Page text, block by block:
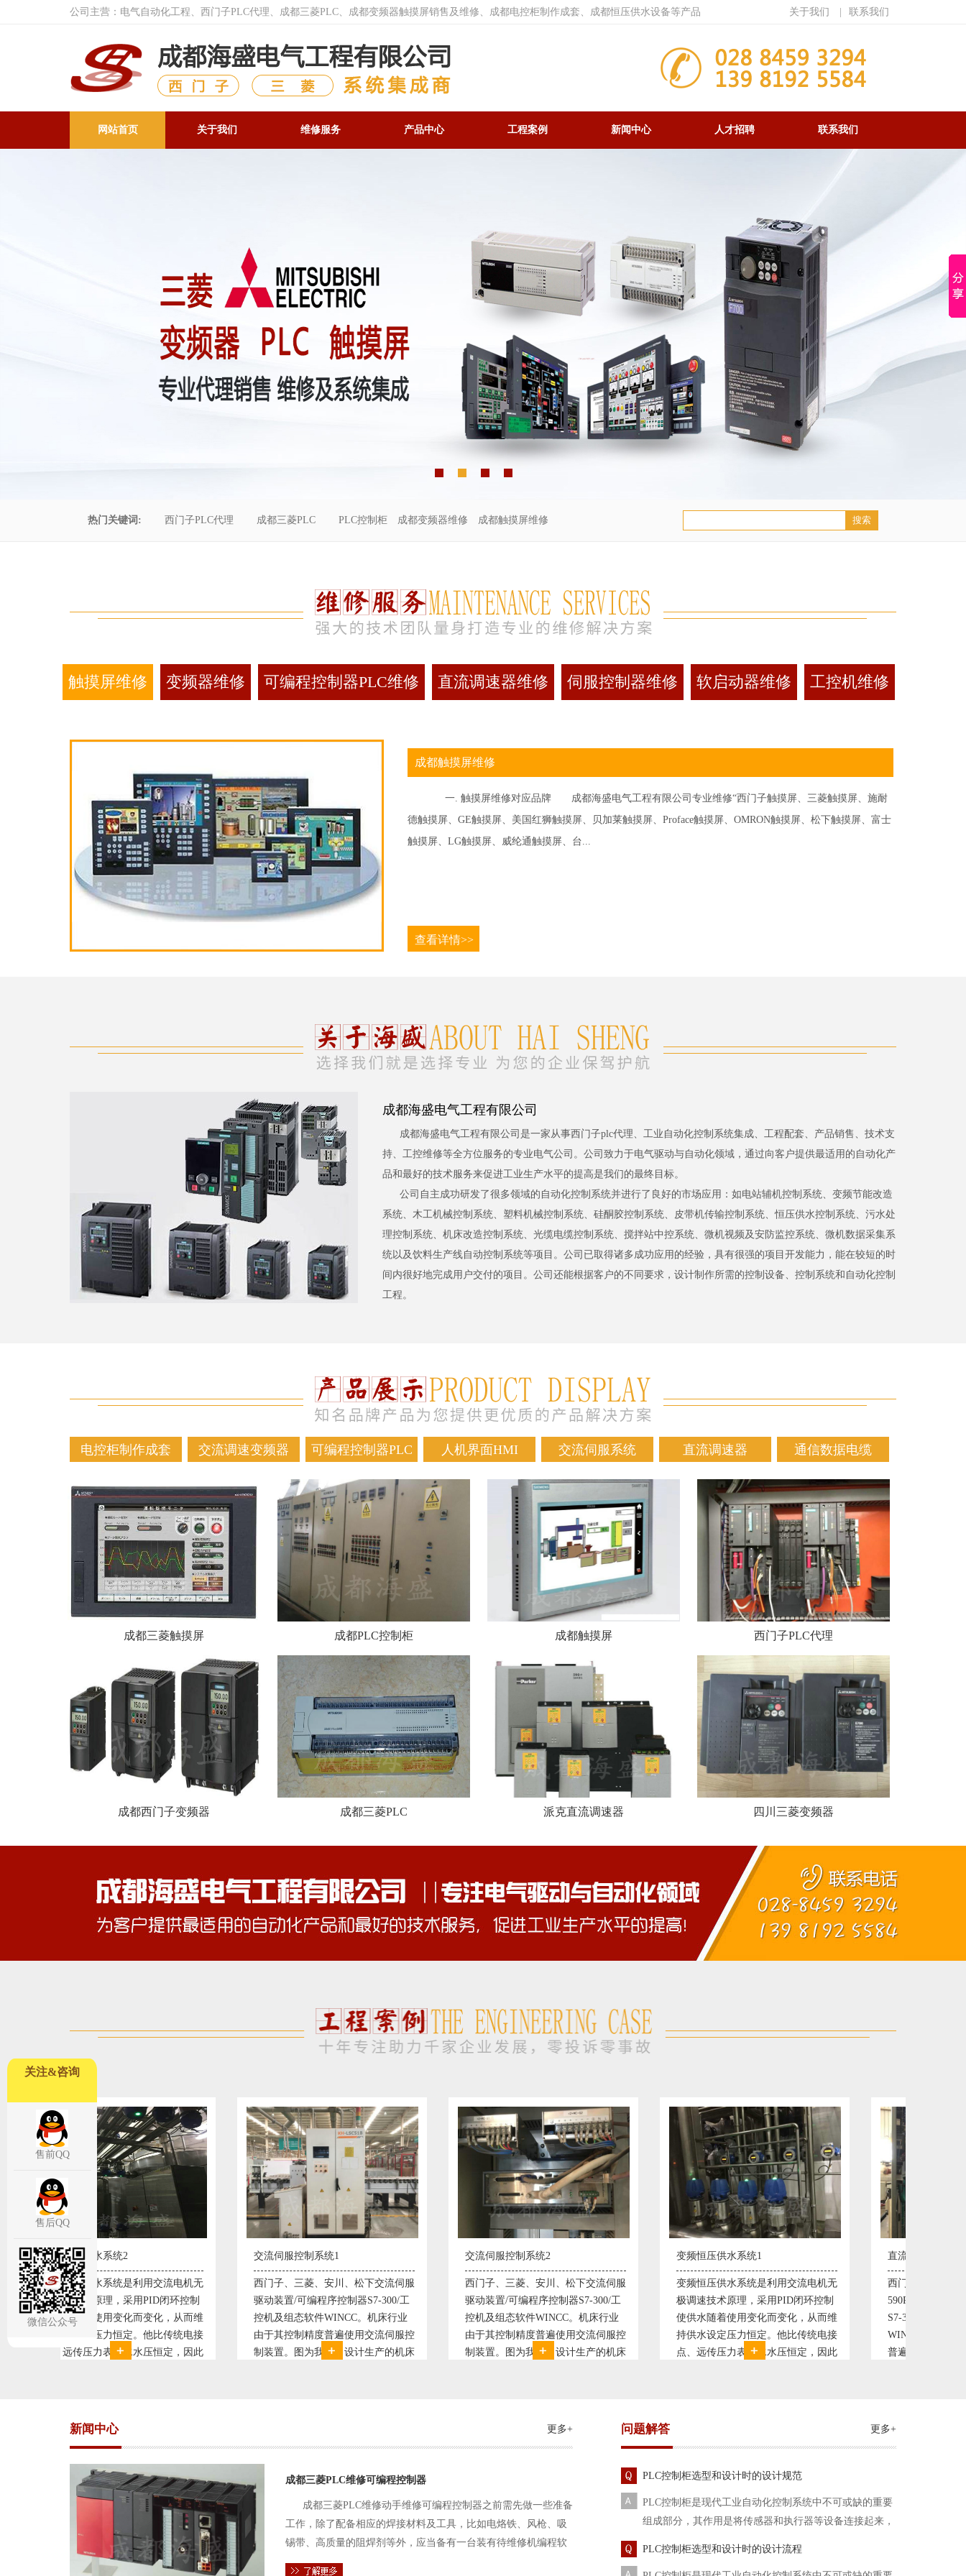
公司主营：电气自动化工程、西门子PLC代理、成都三菱PLC、成都变频器触摸屏销售及维修、成都电控柜制作成套、成都恒压供水设备等产品 关于我们 联系我们
网站首页 关于我们 维修服务 产品中心 工程案例 新闻中心 人才招聘 联系我们
热门关键词: 西门子PLC代理 成都三菱PLC PLC控制柜 成都变频器维修 成都触摸屏维修
触摸屏维修 变频器维修 可编程控制器PLC维修 直流调速器维修 伺服控制器维修 软启动器维修 工控机维修
成都触摸屏维修
一. 触摸屏维修对应品牌 成都海盛电气工程有限公司专业维修“西门子触摸屏、三菱触摸屏、施耐
德触摸屏、GE触摸屏、美国红狮触摸屏、贝加莱触摸屏、Proface触摸屏、OMRON触摸屏、松下触摸屏、富士
触摸屏、LG触摸屏、威纶通触摸屏、台...
查看详情>>
成都海盛电气工程有限公司
成都海盛电气工程有限公司是一家从事西门子plc代理、工业自动化控制系统集成、工程配套、产品销售、技术支
持、工控维修等全方位服务的专业电气公司。公司致力于电气驱动与自动化领域，通过向客户提供最适用的自动化产
品和最好的技术服务来促进工业生产水平的提高是我们的最终目标。
公司自主成功研发了很多领域的自动化控制系统并进行了良好的市场应用：如电站辅机控制系统、变频节能改造
系统、木工机械控制系统、塑料机械控制系统、硅酮胶控制系统、皮带机传输控制系统、恒压供水控制系统、污水处
理控制系统、机床改造控制系统、光缆电缆控制系统、搅拌站中控系统、微机视频及安防监控系统、微机数据采集系
统以及饮料生产线自动控制系统等项目。公司已取得诸多成功应用的经验，具有很强的项目开发能力，能在较短的时
间内很好地完成用户交付的项目。公司还能根据客户的不同要求，设计制作所需的控制设备、控制系统和自动化控制
工程。
电控柜制作成套 交流调速变频器 可编程控制器PLC 人机界面HMI 交流伺服系统 直流调速器 通信数据电缆
成都三菱触摸屏 成都PLC控制柜 成都触摸屏 西门子PLC代理
成都西门子变频器 成都三菱PLC 派克直流调速器 四川三菱变频器
电机无
环控制
从而维
交流伺服控制系统1
西门子、三菱、安川、松下交流伺服
驱动装置/可编程序控制器S7-300/工
控机及组态软件WINCC。机床行业
由于其控制精度普遍使用交流伺服控
制装置。图为我公司设计生产的机床
交流伺服控制系统2
西门子、三菱、安川、松下交流伺服
驱动装置/可编程序控制器S7-300/工
控机及组态软件WINCC。机床行业
由于其控制精度普遍使用交流伺服控
制装置。图为我公司设计生产的机床
变频恒压供水系统1
变频恒压供水系统是利用交流电机无
极调速技术原理，采用PID闭环控制
使供水随着使用变化而变化，从而维
持供水设定压力恒定。他比传统电接
点、远传压力表供水水压恒定，因此
直流调速控制系统1
西门子6RA70直流驱动装置/欧陆
590P直流调速装置/可编程序控制器
S7-300，S7-400/工控机及组态软件
WINCC 冶金行业由于其控制复杂性
普遍使用直流驱动装置，图为我公司
新闻中心 更多+
成都三菱PLC维修可编程控制器
成都三菱PLC维修动手维修可编程控制器之前需先做一些准备
工作，除了配备相应的焊接材料及工具，比如电烙铁、风枪、吸
锡带、高质量的阻焊剂等外，应当备有一台装有待维修机编程软
件的电路及通信电缆。这一是由于待修机常常是从工作系统中拆
问题解答 更多+
PLC控制柜选型和设计时的设计规范
PLC控制柜是现代工业自动化控制系统中不可或缺的重要
组成部分，其作用是将传感器和执行器等设备连接起来，
PLC控制柜选型和设计时的设计流程
关注&咨询
售前QQ
售后QQ
微信公众号